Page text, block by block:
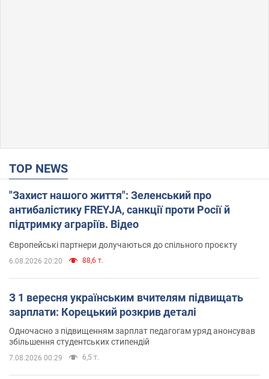
TOP NEWS
"Захист нашого життя": Зеленський про
антибалістику FREYJA, санкції проти Росії й
підтримку аграріїв. Відео
Європейські партнери долучаються до спільного проєкту
6.08.2026 20:20 88,6 т.
З 1 вересня українським вчителям підвищать
зарплати: Корецький розкрив деталі
Одночасно з підвищенням зарплат педагогам уряд анонсував
збільшення студентських стипендій
7.08.2026 00:29 6,5 т.